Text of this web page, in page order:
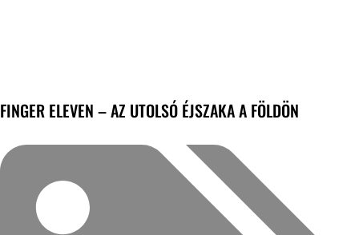
FINGER ELEVEN – AZ UTOLSÓ ÉJSZAKA A FÖLDÖN